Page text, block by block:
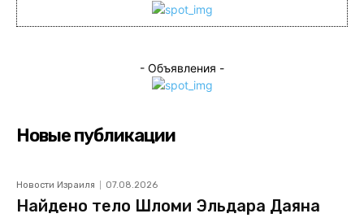
- Объявления -
Новые публикации
Новости Израиля 07.08.2026
Найдено тело Шломи Эльдара Даяна